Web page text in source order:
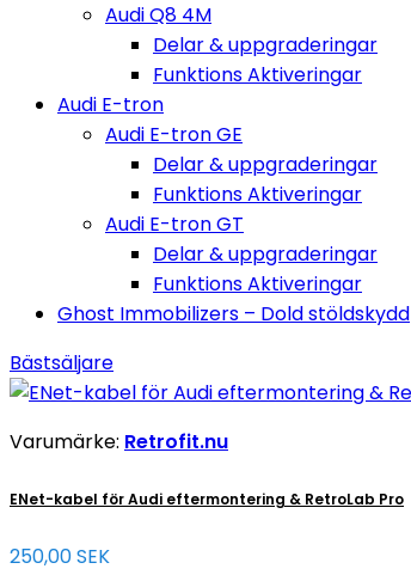
Audi Q8 4M
Delar & uppgraderingar
Funktions Aktiveringar
Audi E-tron
Audi E-tron GE
Delar & uppgraderingar
Funktions Aktiveringar
Audi E-tron GT
Delar & uppgraderingar
Funktions Aktiveringar
Ghost Immobilizers – Dold stöldskydd
Bästsäljare
Varumärke: Retrofit.nu
ENet-kabel för Audi eftermontering & RetroLab Pro
250,00 SEK